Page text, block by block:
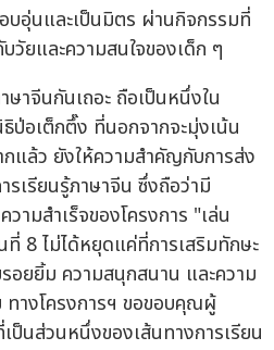
บอุ่นและเป็นมิตร ผ่านกิจกรรมที่
วัยและความสนใจของเด็ก ๆ
าจีนกันเถอะ ถือเป็นหนึ่งใน
ป่อเต็กตึ๊ง ที่นอกจากจะมุ่งเน้น
แล้ว ยังให้ความสำคัญกับการส่ง
รเรียนรู้ภาษาจีน ซึ่งถือว่ามี
ามสำเร็จของโครงการ "เล่น
8 ไม่ได้หยุดแค่ที่การเสริมทักษะ
อยยิ้ม ความสนุกสนาน และความ
ทางโครงการฯ ขอขอบคุณผู้
ป็นส่วนหนึ่งของเส้นทางการเรียน